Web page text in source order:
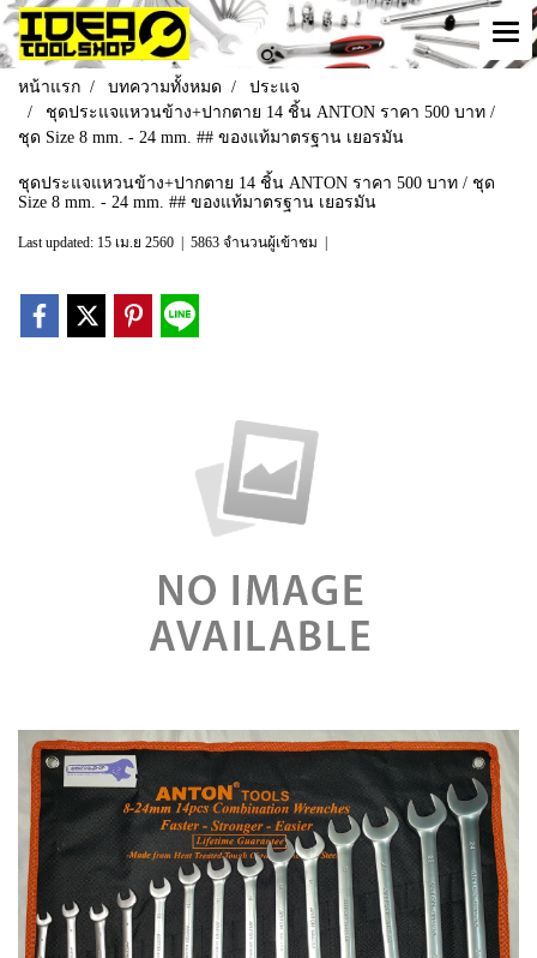
หน้าแรก บทความทั้งหมด
ประแจ
ชุดประแจแหวนข้าง+ปากตาย 14 ชิ้น ANTON ราคา 500 บาท /
ชุด Size 8 mm. - 24 mm. ## ของแท้มาตรฐาน เยอรมัน
ชุดประแจแหวนข้าง+ปากตาย 14 ชิ้น ANTON ราคา 500 บาท / ชุด
Size 8 mm. - 24 mm. ## ของแท้มาตรฐาน เยอรมัน
Last updated: 15 เม.ย 2560 5863 จำนวนผู้เข้าชม